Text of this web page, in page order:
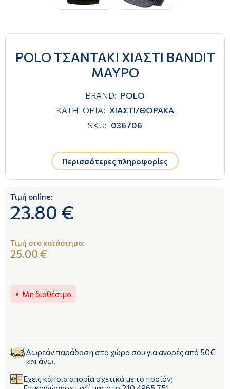
POLO ΤΣΑΝΤΑΚΙ ΧΙΑΣΤΙ BANDIT
ΜΑΥΡΟ
BRAND: POLO
ΚΑΤΗΓΟΡΙΑ: ΧΙΑΣΤΙ/ΘΩΡΑΚΑ
SKU: 036706
Περισσότερες πληροφορίες
Τιμή online:
23.80 €
Τιμή στο κατάστημα:
25.00 €
Μη διαθέσιμο
Δωρεάν παράδοση στο χώρο σου για αγορές από 50€
και άνω.
Έχεις κάποια απορία σχετικά με το προϊόν;